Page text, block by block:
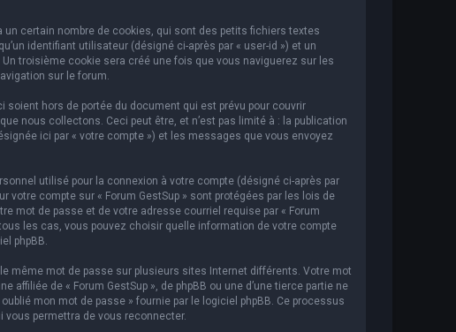
certain nombre de cookies, qui sont des petits fichiers textes
identifiant utilisateur (désigné ci-après par « user-id ») et un
troisième cookie sera créé une fois que vous naviguerez sur les
sur le forum.
soient hors de portée du document qui est prévu pour couvrir
nous collectons. Ceci peut être, et n’est pas limité à : la publication
ici par « votre compte ») et les messages que vous envoyez
utilisé pour la connexion à votre compte (désigné ci-après par
compte sur « Forum GestSup » sont protégées par les lois de
mot de passe et de votre adresse courriel requise par « Forum
les cas, vous pouvez choisir quelle information de votre compte
phpBB.
même mot de passe sur plusieurs sites Internet différents. Votre mot
de « Forum GestSup », de phpBB ou une d’une tierce partie ne
mon mot de passe » fournie par le logiciel phpBB. Ce processus
vous permettra de vous reconnecter.